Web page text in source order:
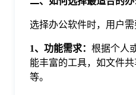
选择办公软件时，用户需
1、功能需求： 根据个人
能丰富的工具，如文件
等。